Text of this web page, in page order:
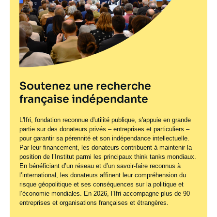
Soutenez une recherche
française indépendante
L'Ifri, fondation reconnue d'utilité publique, s'appuie en grande
partie sur des donateurs privés – entreprises et particuliers –
pour garantir sa pérennité et son indépendance intellectuelle.
Par leur financement, les donateurs contribuent à maintenir la
position de l’Institut parmi les principaux think tanks mondiaux.
En bénéficiant d’un réseau et d’un savoir-faire reconnus à
l’international, les donateurs affinent leur compréhension du
risque géopolitique et ses conséquences sur la politique et
l’économie mondiales. En 2026, l’Ifri accompagne plus de 90
entreprises et organisations françaises et étrangères.